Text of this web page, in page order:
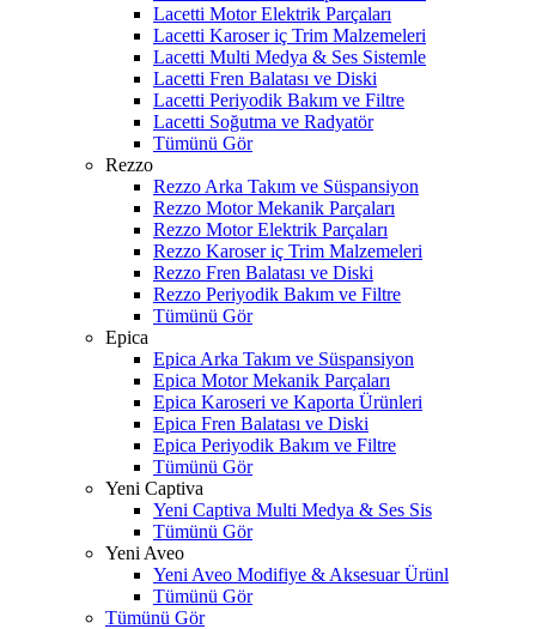
Lacetti Motor Elektrik Parçaları
Lacetti Karoser iç Trim Malzemeleri
Lacetti Multi Medya & Ses Sistemle
Lacetti Fren Balatası ve Diski
Lacetti Periyodik Bakım ve Filtre
Lacetti Soğutma ve Radyatör
Tümünü Gör
Rezzo
Rezzo Arka Takım ve Süspansiyon
Rezzo Motor Mekanik Parçaları
Rezzo Motor Elektrik Parçaları
Rezzo Karoser iç Trim Malzemeleri
Rezzo Fren Balatası ve Diski
Rezzo Periyodik Bakım ve Filtre
Tümünü Gör
Epica
Epica Arka Takım ve Süspansiyon
Epica Motor Mekanik Parçaları
Epica Karoseri ve Kaporta Ürünleri
Epica Fren Balatası ve Diski
Epica Periyodik Bakım ve Filtre
Tümünü Gör
Yeni Captiva
Yeni Captiva Multi Medya & Ses Sis
Tümünü Gör
Yeni Aveo
Yeni Aveo Modifiye & Aksesuar Ürünl
Tümünü Gör
Tümünü Gör